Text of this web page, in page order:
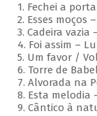
1. Fechei a
2. Esses moços
3. Cadeira vazia
4. Foi assim –
5. Um favor /
6. Torre de
7. Alvorada na
8. Esta melodia
9. Cântico à